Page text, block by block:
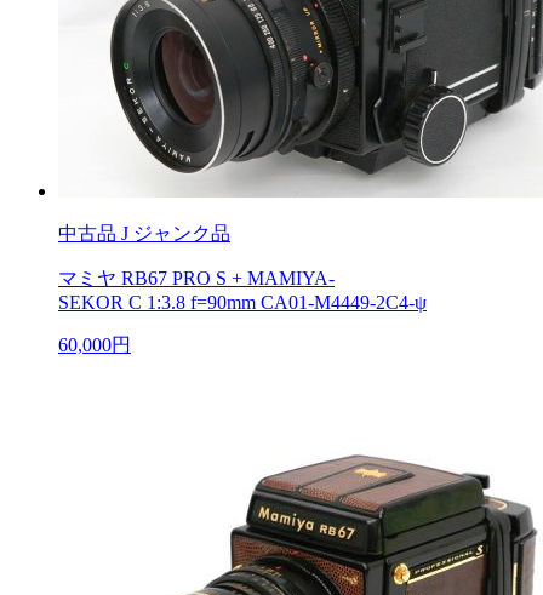
中古品 J ジャンク品
マミヤ RB67 PRO S + MAMIYA-
SEKOR C 1:3.8 f=90mm CA01-M4449-2C4-ψ
60,000円